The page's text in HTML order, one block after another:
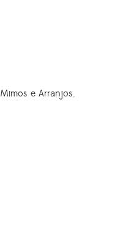
Mimos e Arranjos,